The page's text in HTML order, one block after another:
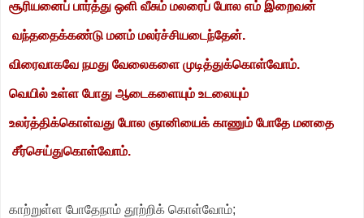
சூரியனைப் பார்த்து ஒளி வீசும் மலரைப் போல எம் இறைவன்
வந்ததைக்கண்டு மனம் மலர்ச்சியடைந்தேன்.
விரைவாகவே நமது வேலைகளை முடித்துக்கொள்வோம்.
வெயில் உள்ள போது ஆடைகளையும் உடலையும்
உலர்த்திக்கொள்வது போல ஞானியைக் காணும் போதே மனதை
சீர்செய்துகொள்வோம்.
காற்றுள்ள போதேநாம் தூற்றிக் கொள்வோம்;